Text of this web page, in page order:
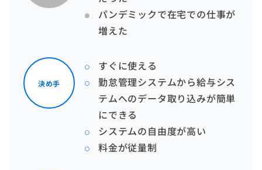
パンデミックで在宅での仕事が
増えた
決め手
すぐに使える
勤怠管理システムから給与シス
テムへのデータ取り込みが簡単
にできる
システムの自由度が高い
料金が従量制